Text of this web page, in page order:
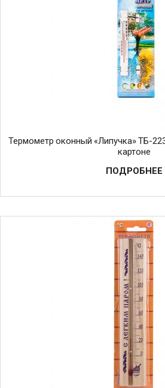
Термометр оконный «Липучка» ТБ-
картоне
ПОДРОБНЕЕ